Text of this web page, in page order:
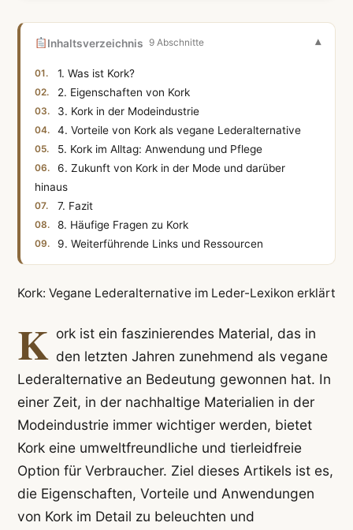
Inhaltsverzeichnis 9 Abschnitte
1. Was ist Kork?
2. Eigenschaften von Kork
3. Kork in der Modeindustrie
4. Vorteile von Kork als vegane Lederalternative
5. Kork im Alltag: Anwendung und Pflege
6. Zukunft von Kork in der Mode und darüber
hinaus
7. Fazit
8. Häufige Fragen zu Kork
9. Weiterführende Links und Ressourcen
Kork: Vegane Lederalternative im Leder-Lexikon erklärt
K ork ist ein faszinierendes Material, das in
den letzten Jahren zunehmend als vegane
Lederalternative an Bedeutung gewonnen hat. In
einer Zeit, in der nachhaltige Materialien in der
Modeindustrie immer wichtiger werden, bietet
Kork eine umweltfreundliche und tierleidfreie
Option für Verbraucher. Ziel dieses Artikels ist es,
die Eigenschaften, Vorteile und Anwendungen
von Kork im Detail zu beleuchten und